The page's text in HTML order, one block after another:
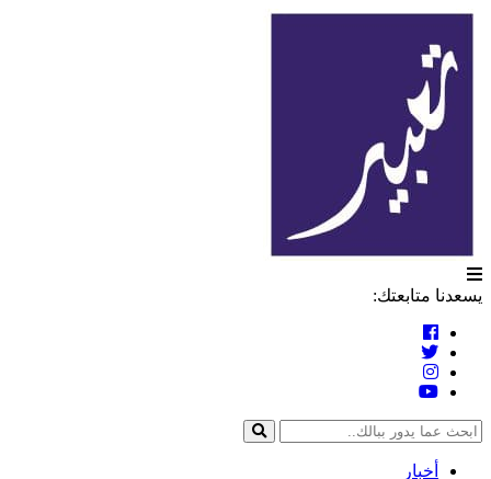
التخطي
المحتوى
يسعدنا متابعتك:
أخبار